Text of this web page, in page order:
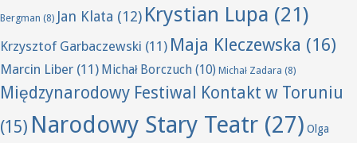
Bergman (8) Jan Klata (12) Krystian Lupa (21)
Krzysztof Garbaczewski (11) Maja Kleczewska (16)
Marcin Liber (11) Michał Borczuch (10) Michał Zadara (8)
Międzynarodowy Festiwal Kontakt w Toruniu
(15) Narodowy Stary Teatr (27) Olga